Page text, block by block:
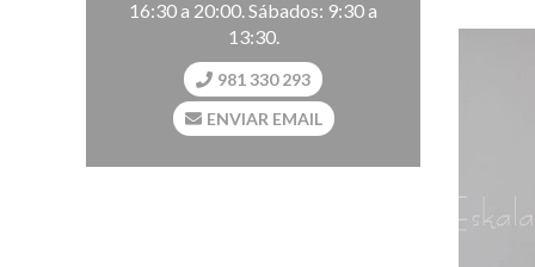
16:30 a 20:00. Sábados: 9:30 a
13:30.
981 330 293
ENVIAR EMAIL